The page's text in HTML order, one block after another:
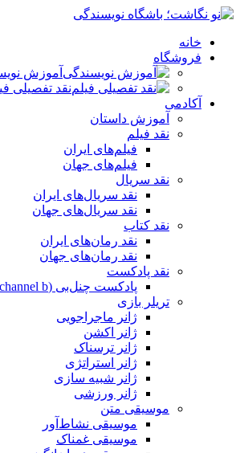
خانه
فروشگاه
آموزش
نقد تفصیلی
آکادمی
آموزش داستان
نقد فیلم
فیلم‌های ایران
فیلم‌های جهان
نقد سریال
نقد سریال‌های ایران
نقد سریال‌های جهان
نقد کتاب
نقد رمان‌های ایران
نقد رمان‌های جهان
نقد پادکست
پادکست چنل‌بی (channel b)
تریلر بازی
ژانر ماجراجویی
ژانر اکشن
ژانر ترسناک
ژانر استراتژی
ژانر شبیه سازی
ژانر ورزشی
موسیقی متن
موسیقی نشاط‌آور
موسیقی غمناک